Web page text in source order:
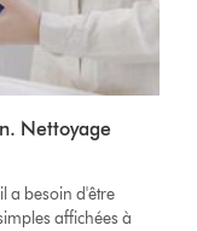
Nettoyage
a besoin d'être
affichées à